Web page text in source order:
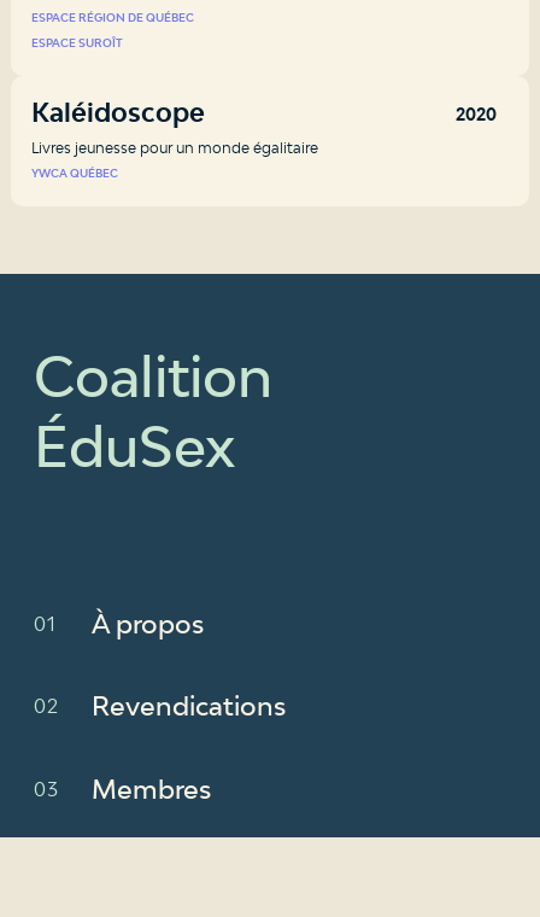
ESPACE RÉGION DE QUÉBEC
ESPACE SUROÎT
2020
Kaléidoscope
Livres jeunesse pour un monde égalitaire
YWCA QUÉBEC
Coalition
ÉduSex
À propos
Revendications
Membres